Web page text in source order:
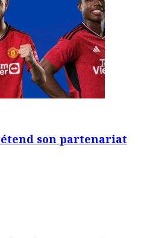
son partenariat